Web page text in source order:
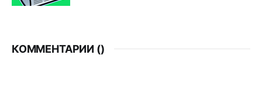
КОММЕНТАРИИ ()